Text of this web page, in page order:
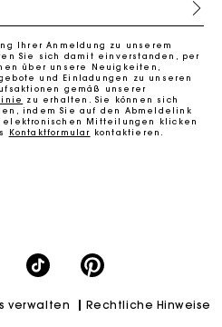
Ihrer Anmeldung zu unserem
Sie sich damit einverstanden, per
über unsere Neuigkeiten,
und Einladungen zu unseren
gemäß unserer
zu erhalten. Sie können sich
indem Sie auf den Abmeldelink
elektronischen Mitteilungen klicken
Kontaktformular kontaktieren.
verwalten Rechtliche Hinweise